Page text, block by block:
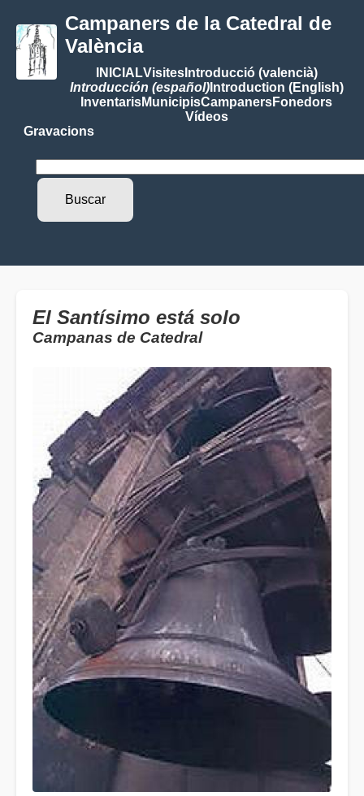
Campaners de la Catedral de
València
INICIALVisitesIntroducció (valencià)
Introducción (español)Introduction (English)
InventarisMunicipisCampanersFonedors
Vídeos
Gravacions
El Santísimo está solo
Campanas de Catedral